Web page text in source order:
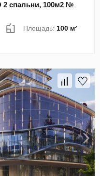
2 спальни, 100м2 №
Площадь: 100 м²